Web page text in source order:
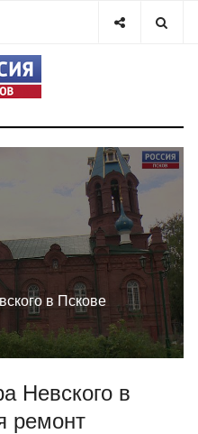
в Пскове
Невского в
ремонт